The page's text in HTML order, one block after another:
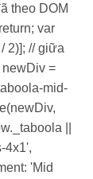
theo DOM
var
2)]; // giữa
newDiv =
mid-
||
4x1',
'Mid